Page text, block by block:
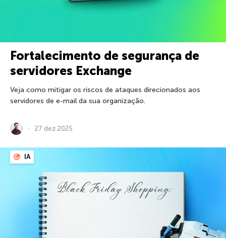
Fortalecimento de segurança de
servidores Exchange
Veja como mitigar os riscos de ataques direcionados aos
servidores de e-mail da sua organização.
27 dez 2025
IA